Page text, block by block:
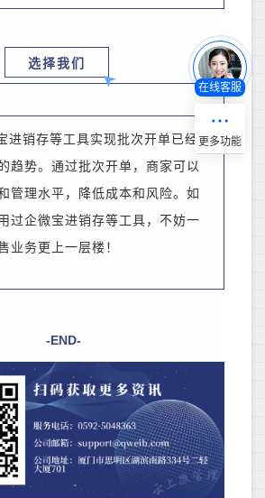
选择我们
进销存等工具实现批次开单已经
趋势。通过批次开单， 商家 可以
管理水平，降低成本和风险。如
过企微宝进销存等工具，不妨一
业务更上一层楼！
-END-
在线客服